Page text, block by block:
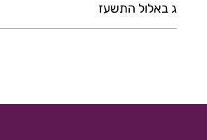
ג באלול התשעז